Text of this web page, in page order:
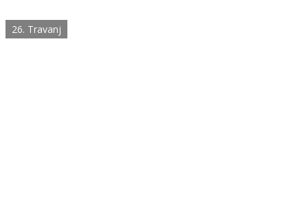
međunarodnom karijerom
26. Travanj